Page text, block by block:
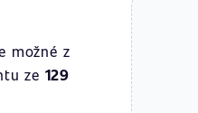
možné z
ze 129